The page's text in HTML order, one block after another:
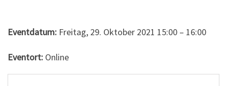
Eventdatum: Freitag, 29. Oktober 2021 15:00 – 16:00
Eventort: Online